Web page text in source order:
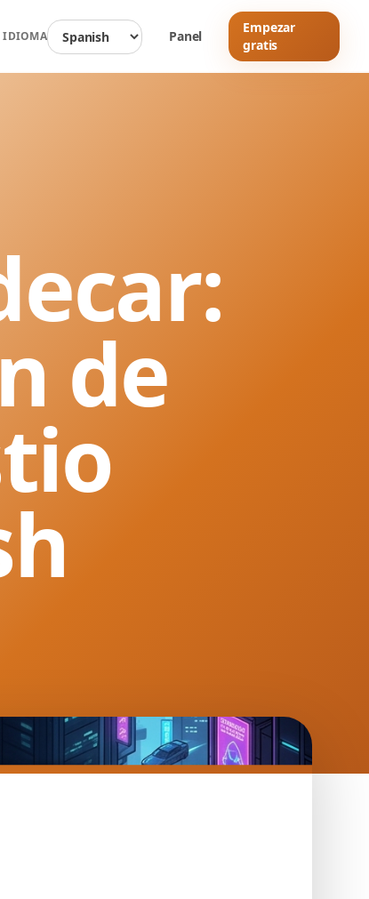
IDIOMA Panel
Empezar
gratis
de